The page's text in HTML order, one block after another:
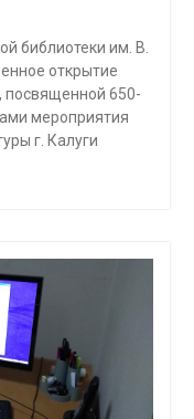
библиотеки им. В.
открытие
посвященной 650-
мероприятия
г. Калуги